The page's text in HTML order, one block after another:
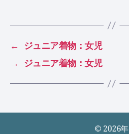
←
ジュニア着物：女児
→
ジュニア着物：女児
© 2026年